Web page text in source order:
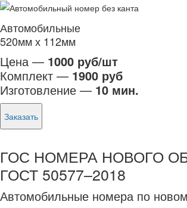
Автомобильные
520мм х 112мм
Цена — 1000 руб/шт
Комплект — 1900 руб
Изготовление — 10 мин.
Заказать
ГОС НОМЕРА НОВОГО
ГОСТ 50577–2018
Автомобильные номера по